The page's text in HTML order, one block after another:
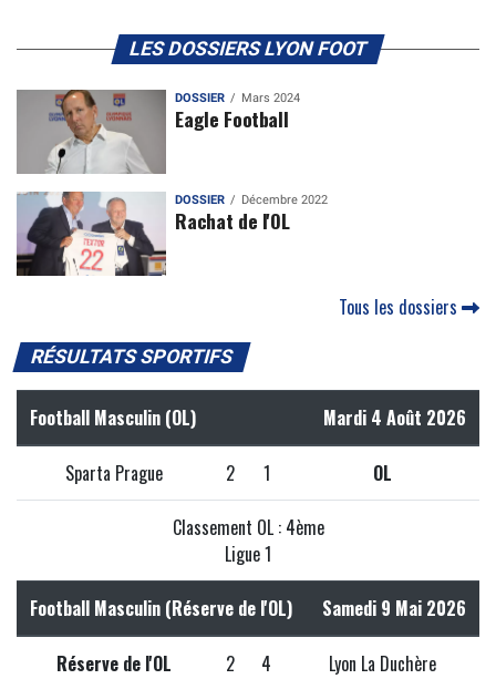
LES DOSSIERS LYON FOOT
DOSSIER Mars 2024
Eagle Football
DOSSIER Décembre 2022
Rachat de l'OL
Tous les dossiers
RÉSULTATS SPORTIFS
Football Masculin (OL) Mardi 4 Août 2026
Sparta Prague 2 1 OL
Classement OL : 4ème
Ligue 1
Football Masculin (Réserve de l'OL) Samedi 9 Mai 2026
Réserve de l'OL 2 4 Lyon La Duchère